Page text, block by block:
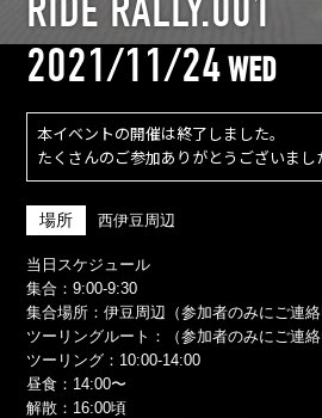
2021/11/24 WED
本イベントの開催は終了しました。
たくさんのご参加ありがとうございまし
場所 西伊豆周辺
当日スケジュール
集合：9:00-9:30
集合場所：伊豆周辺（参加者のみにご連絡
ツーリングルート：（参加者のみにご連絡
ツーリング：10:00-14:00
昼食：14:00〜
解散：16:00頃